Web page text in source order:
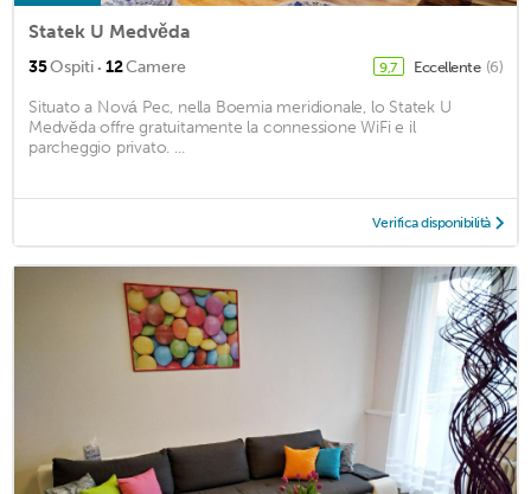
Statek U Medvěda
35Ospiti · 12Camere 9,7 Eccellente (6)
Situato a Nová Pec, nella Boemia meridionale, lo Statek U
Medvěda offre gratuitamente la connessione WiFi e il
parcheggio privato. ...
Verifica disponibilità